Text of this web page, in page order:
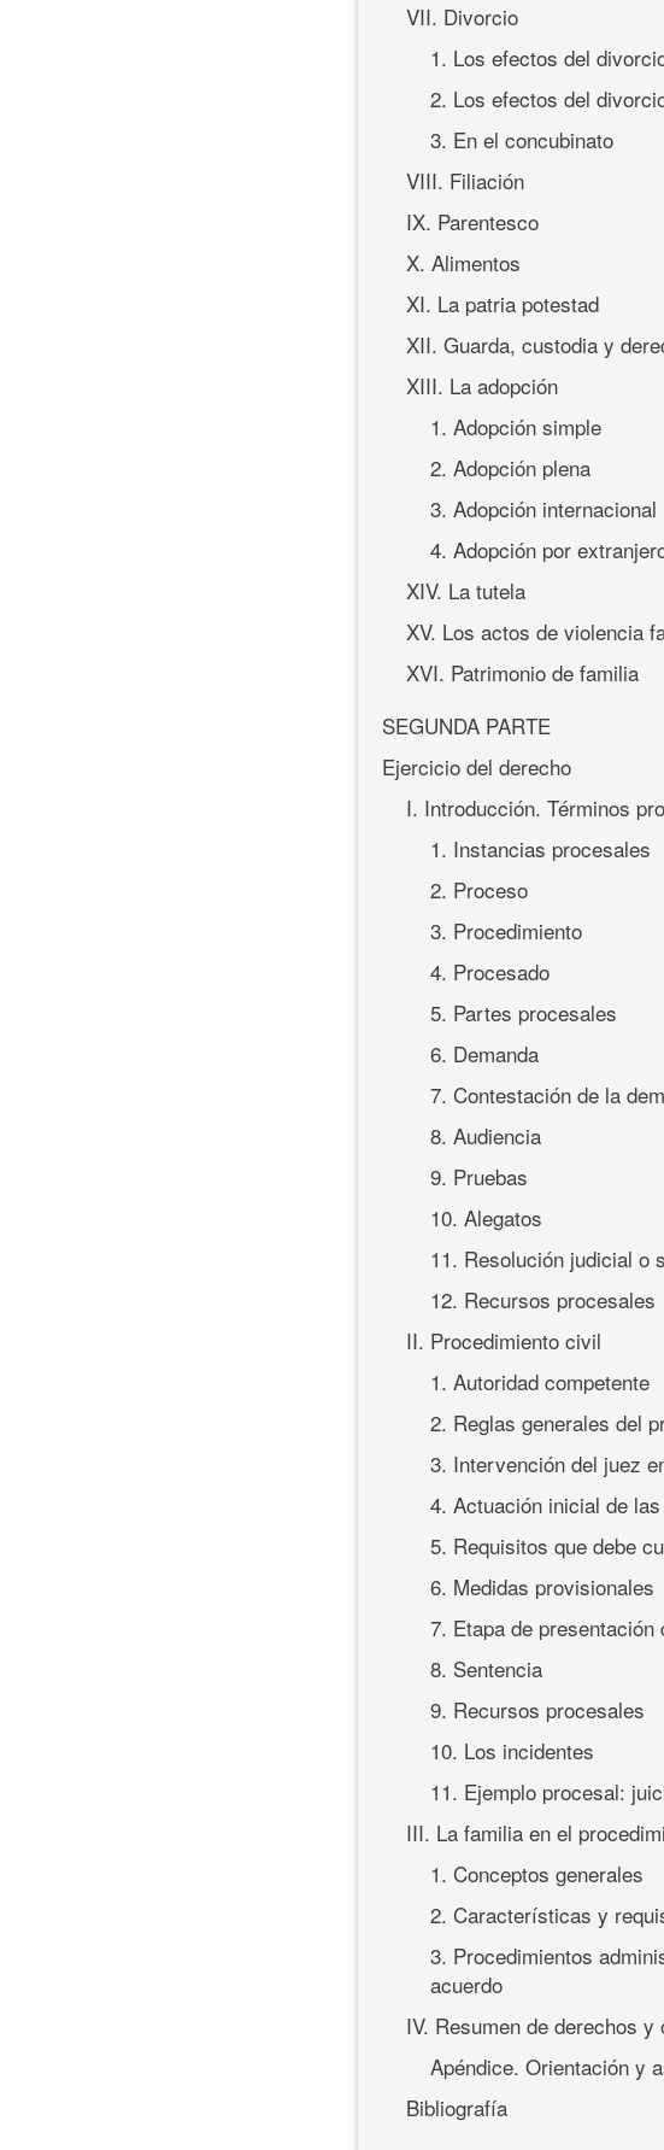
VII. Divorcio
1. Los efectos del
2. Los efectos del
3. En el concubinato
VIII. Filiación
IX. Parentesco
X. Alimentos
XI. La patria potestad
XII. Guarda, custodia y
XIII. La adopción
1. Adopción simple
2. Adopción plena
3. Adopción internacional
4. Adopción por
XIV. La tutela
XV. Los actos de violencia
XVI. Patrimonio de familia
SEGUNDA PARTE
Ejercicio del derecho
I. Introducción. Términos
1. Instancias procesales
2. Proceso
3. Procedimiento
4. Procesado
5. Partes procesales
6. Demanda
7. Contestación de la
8. Audiencia
9. Pruebas
10. Alegatos
11. Resolución judicial o
12. Recursos procesales
II. Procedimiento civil
1. Autoridad competente
2. Reglas generales del
3. Intervención del juez
4. Actuación inicial de
5. Requisitos que debe
6. Medidas provisionales
7. Etapa de presentación
8. Sentencia
9. Recursos procesales
10. Los incidentes
11. Ejemplo procesal:
III. La familia en el
1. Conceptos generales
2. Características y
3. Procedimientos
acuerdo
IV. Resumen de derechos
Apéndice. Orientación y
Bibliografía